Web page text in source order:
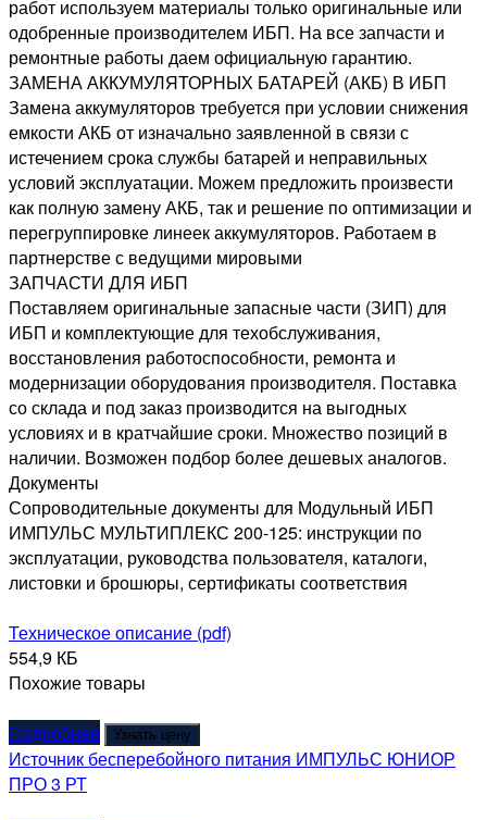
работ используем материалы только оригинальные или
одобренные производителем ИБП. На все запчасти и
ремонтные работы даем официальную гарантию.
ЗАМЕНА АККУМУЛЯТОРНЫХ БАТАРЕЙ (АКБ) В ИБП
Замена аккумуляторов требуется при условии снижения
емкости АКБ от изначально заявленной в связи с
истечением срока службы батарей и неправильных
условий эксплуатации. Можем предложить произвести
как полную замену АКБ, так и решение по оптимизации и
перегруппировке линеек аккумуляторов. Работаем в
партнерстве с ведущими мировыми
ЗАПЧАСТИ ДЛЯ ИБП
Поставляем оригинальные запасные части (ЗИП) для
ИБП и комплектующие для техобслуживания,
восстановления работоспособности, ремонта и
модернизации оборудования производителя. Поставка
со склада и под заказ производится на выгодных
условиях и в кратчайшие сроки. Множество позиций в
наличии. Возможен подбор более дешевых аналогов.
Документы
Сопроводительные документы для Модульный ИБП
ИМПУЛЬС МУЛЬТИПЛЕКС 200-125: инструкции по
эксплуатации, руководства пользователя, каталоги,
листовки и брошюры, сертификаты соответствия
Техническое описание (pdf)
554,9 КБ
Похожие товары
Подробнее
Узнать цену
Источник бесперебойного питания ИМПУЛЬС ЮНИОР
ПРО 3 РТ